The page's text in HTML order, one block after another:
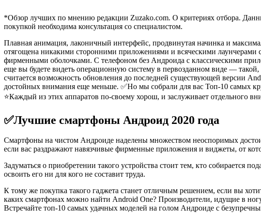
*Обзор лучших по мнению редакции Zuzako.com. О критериях отбора.
покупкой необходима консультация со специалистом.
Плавная анимация, лаконичный интерфейс, продвинутая начинка и
отягощена никакими сторонними приложениями и всяческими лаунчерами
фирменными оболочками. С телефоном без Андроида с классическими
еще вы будете видеть операционную систему в первозданном виде —
считается возможность обновления до последней существующей версии
достойных внимания еще меньше. ✅Но мы собрали для вас Топ-10 самых
⭐️Каждый из этих аппаратов по-своему хорош, и заслуживает отдельного
✅Лучшие смартфоны Андроид 2020 года
Смартфоны на чистом Андроиде наделены множеством неоспоримых
если вас раздражают навязчивые фирменные приложения и виджеты, от
Задуматься о приобретении такого устройства стоит тем, кто собирается
освоить его ни для кого не составит труда.
К тому же покупка такого гаджета станет отличным решением, если вы
каких смартфонах можно найти Android One? Производители, идущие в
Встречайте топ-10 самых удачных моделей на голом Андроиде с